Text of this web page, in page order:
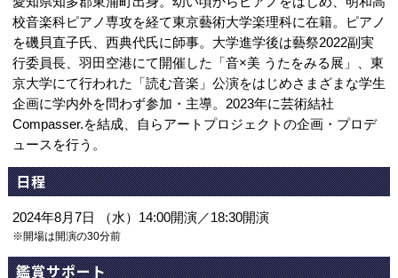
校音楽科ピアノ専攻を経て東京藝術大学楽理科に在籍。ピアノ
を磯貝直子氏、西典代氏に師事。大学進学後は藝祭2022副実
行委員長、羽田空港にて開催した「音×美 うたをみる展」、東
京大学にて行われた「読む音楽」公演をはじめさまざまな学生
企画に学内外を問わず参加・主導。2023年に芸術結社
Compasser.を結成、自らアートプロジェクトの企画・プロデ
ュースを行う。
日程
2024年8月7日 （水）14:00開演／18:30開演
※開場は開演の30分前
鑑賞サポート